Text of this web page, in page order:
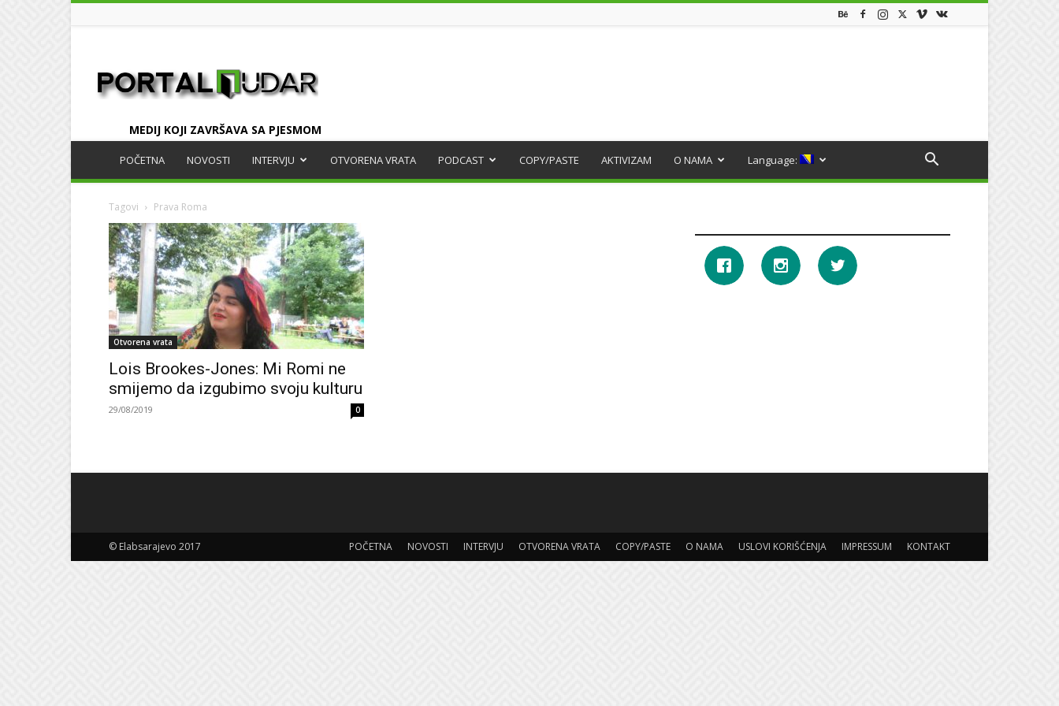
MEDIJ KOJI ZAVRŠAVA SA PJESMOM
POČETNA NOVOSTI INTERVJU OTVORENA VRATA PODCAST COPY/PASTE AKTIVIZAM O NAMA Language:
Tagovi Prava Roma
Otvorena vrata
Lois Brookes-Jones: Mi Romi ne
smijemo da izgubimo svoju kulturu
29/08/2019 0
POČETNA NOVOSTI INTERVJU OTVORENA VRATA COPY/PASTE O NAMA USLOVI KORIŠĆENJA IMPRESSUM KONTAKT
© Elabsarajevo 2017